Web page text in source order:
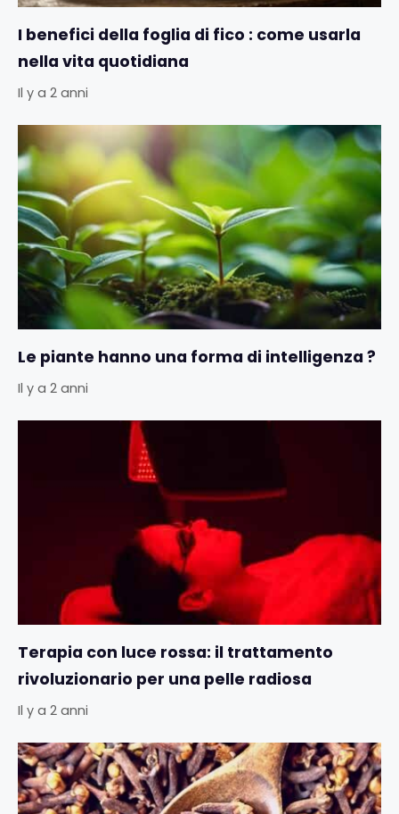
I benefici della foglia di fico : come usarla
nella vita quotidiana
Il y a 2 anni
Le piante hanno una forma di intelligenza ?
Il y a 2 anni
Terapia con luce rossa: il trattamento
rivoluzionario per una pelle radiosa
Il y a 2 anni